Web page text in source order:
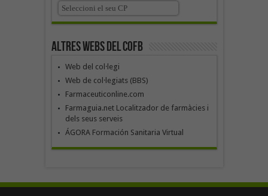
Altres webs del COFB
Web del col·legi
Web de col·legiats (BBS)
Farmaceuticonline.com
Farmaguia.net Localitzador de farmàcies i
dels seus serveis
ÁGORA Formación Sanitaria Virtual